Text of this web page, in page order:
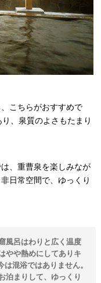
こちらがおすすめで
、泉質のよさもたまり
、重曹泉を楽しみなが
日常空間で、ゆっくり
風呂はわりと広く温度
やや熱めにしてありキ
混浴ではありません。
泊まりして、ゆっくり